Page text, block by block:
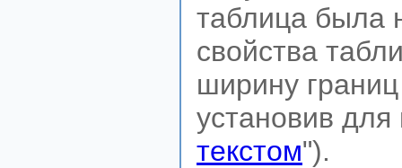
таблица была
свойства
ширину
установив
текстом").